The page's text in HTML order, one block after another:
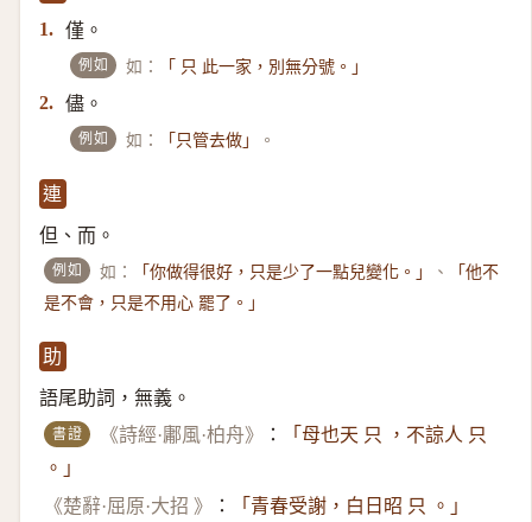
1. 僅。
例如 如： 「 只 此一家，別無分號。」
2. 儘。
例如 如： 「只管去做」 。
連
但、而。
例如 如： 「你做得很好，只是少了一點兒變化。」 、
「他不
是不會，只是不用心 罷了。」
助
語尾助詞，無義。
書證 《詩經·鄘風·柏舟》 ：
「母也天 只 ，不諒人 只
。」
《楚辭·屈原·大招 》
： 「青春受謝，白日昭 只 。」